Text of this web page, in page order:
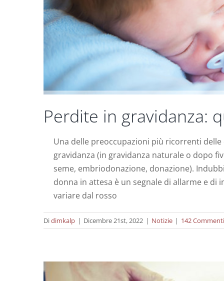
Perdite in gravidanza:
Una delle preoccupazioni più ricorrenti
gravidanza (in gravidanza naturale o dopo
seme, embriodonazione, donazione).
donna in attesa è un segnale di allarme e
variare dal rosso
Didimkalp | Dicembre 21st, 2022 | Notizie | 142 Commenti
Invertire